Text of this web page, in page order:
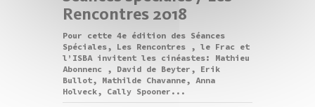
Rencontres 2018
Pour cette 4e édition des Séances
Spéciales, Les Rencontres , le Frac et
l’ISBA invitent les cinéastes: Mathieu
Abonnenc , David de Beyter, Erik
Bullot, Mathilde Chavanne, Anna
Holveck, Cally Spooner...